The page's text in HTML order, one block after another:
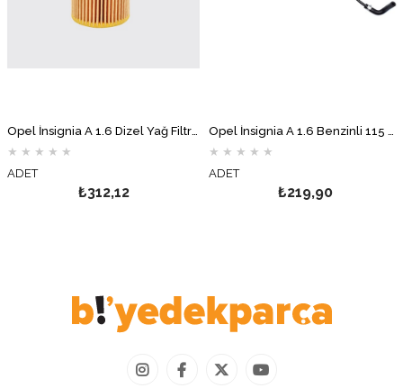
Opel İnsignia A 1.6 Dizel Yağ Filtresi MOTOCAR
★ ★ ★ ★ ★
ADET
₺312,12
Opel İnsignia A 1.6 Benzinli 115 BG Gaz Kelebek Hortumu
★ ★ ★ ★ ★
ADET
₺219,90